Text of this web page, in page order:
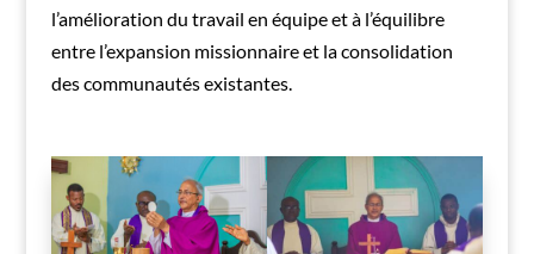
l’amélioration du travail en équipe et à l’équilibre
entre l’expansion missionnaire et la consolidation
des communautés existantes.